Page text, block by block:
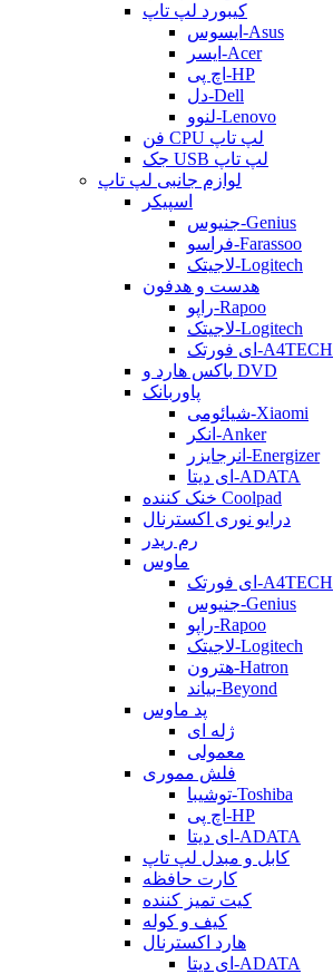
کیبورد لپ تاپ
ایسوس-Asus
ایسر-Acer
اچ پی-HP
دل-Dell
لنوو-Lenovo
فن CPU لپ تاپ
جک USB لپ تاپ
لوازم جانبی لپ تاپ
اسپیکر
جنیوس-Genius
فراسو-Farassoo
لاجیتک-Logitech
هدست و هدفون
راپو-Rapoo
لاجیتک-Logitech
ای فورتک-A4TECH
باکس هارد و DVD
پاوربانک
شیائومی-Xiaomi
انکر-Anker
انرجایزر-Energizer
ای دیتا-ADATA
خنک کننده Coolpad
درایو نوری اکسترنال
رم ریدر
ماوس
ای فورتک-A4TECH
جنیوس-Genius
راپو-Rapoo
لاجیتک-Logitech
هترون-Hatron
بیاند-Beyond
پد ماوس
ژله ای
معمولی
فلش مموری
توشیبا-Toshiba
اچ پی-HP
ای دیتا-ADATA
کابل و مبدل لپ تاپ
کارت حافظه
کیت تمیز کننده
کیف و کوله
هارد اکسترنال
ای دیتا-ADATA